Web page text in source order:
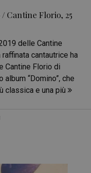
Cantine Florio, 25
delle Cantine
cantautrice ha
Cantine Florio di
“Domino”, che
classica e una più